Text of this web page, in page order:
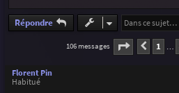
Répondre
106 messages Page 8sur
1 …
Florent Pin
Habitué